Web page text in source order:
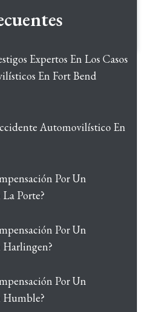
Expertos En Los Casos
En Fort Bend
Automovilístico En
Por Un
Porte?
Por Un
Por Un
Humble?